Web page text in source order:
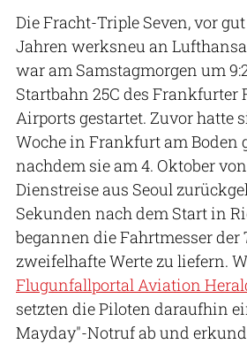
Die Fracht-Triple Seven, vor
Jahren werksneu an
war am Samstagmorgen um
Startbahn 25C des
Airports gestartet. Zuvor hatte
Woche in Frankfurt am Boden
nachdem sie am 4. Oktober
Dienstreise aus Seoul
Sekunden nach dem Start in
begannen die Fahrtmesser der
zweifelhafte Werte zu liefern.
Flugunfallportal Aviation
setzten die Piloten daraufhin
Mayday"-Notruf ab und